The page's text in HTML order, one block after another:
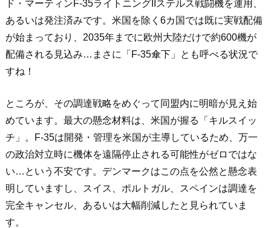
ド・マーティンF-35ライトニングIIステルス戦闘機を運用、
あるいは発注済みです。米国を除く6カ国では既に実戦配備
が始まっており、2035年までに欧州大陸だけで約600機が
配備される見込み…まさに「F-35傘下」とも呼べる状況で
すね！
ところが、その調達戦略をめぐって同盟内に明暗が見え始
めています。最大の懸念材料は、米国が握る「キルスイッ
チ」。F-35は開発・管理を米国が主導しているため、万一
の政治対立時に機体を遠隔停止される可能性がゼロではな
い…という不安です。デンマークはこの点を公然と懸念表
明していますし、スイス、ポルトガル、スペインは調達を
完全キャンセル、あるいは大幅削減したと見られていま
す。